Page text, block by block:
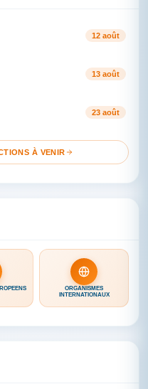
12 août
13 août
23 août
À VENIR
ORGANISMES
INTERNATIONAUX